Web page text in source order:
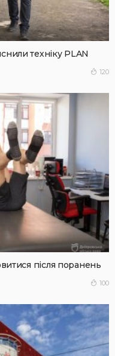
техніку PLAN
120
після поранень
100